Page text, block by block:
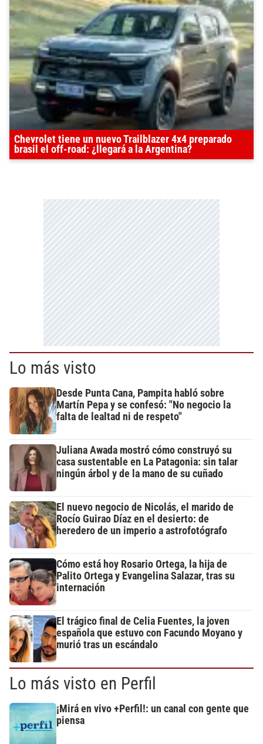
Chevrolet tiene un nuevo Trailblazer 4x4 preparado
brasil el off-road: ¿llegará a la Argentina?
Lo más visto
Desde Punta Cana, Pampita habló sobre
Martín Pepa y se confesó: "No negocio la
falta de lealtad ni de respeto"
Juliana Awada mostró cómo construyó su
casa sustentable en La Patagonia: sin talar
ningún árbol y de la mano de su cuñado
El nuevo negocio de Nicolás, el marido de
Rocío Guirao Díaz en el desierto: de
heredero de un imperio a astrofotógrafo
Cómo está hoy Rosario Ortega, la hija de
Palito Ortega y Evangelina Salazar, tras su
internación
El trágico final de Celia Fuentes, la joven
española que estuvo con Facundo Moyano y
murió tras un escándalo
Lo más visto en Perfil
¡Mirá en vivo +Perfil!: un canal con gente que
piensa